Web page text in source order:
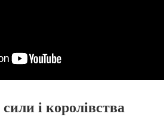
і королівства